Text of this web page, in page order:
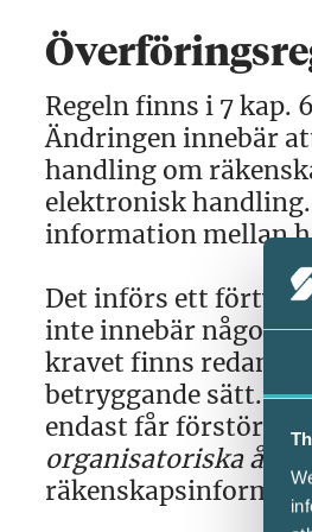
Regeln finns i 7 kap.
Ändringen innebär
handling om
elektronisk
information mellan
Det införs ett
inte innebär någon
kravet finns redan i
betryggande sätt. I
endast får förstöras
organisatoriska